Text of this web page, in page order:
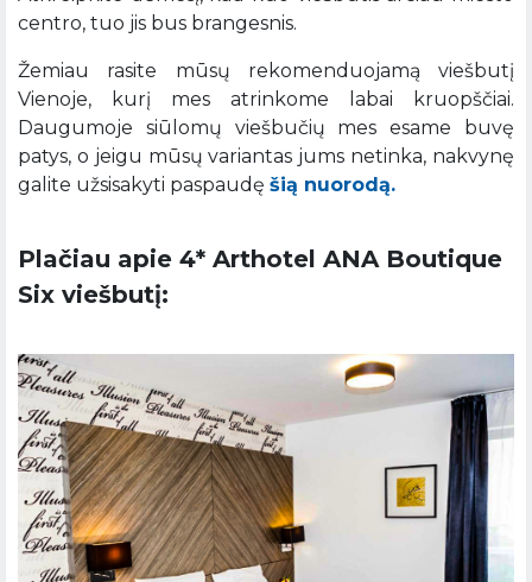
centro, tuo jis bus brangesnis.
Žemiau rasite mūsų rekomenduojamą viešbutį
Vienoje, kurį mes atrinkome labai kruopščiai.
Daugumoje siūlomų viešbučių mes esame buvę
patys, o jeigu mūsų variantas jums netinka, nakvynę
galite užsisakyti paspaudę šią nuorodą.
Plačiau apie 4* Arthotel ANA Boutique
Six viešbutį: